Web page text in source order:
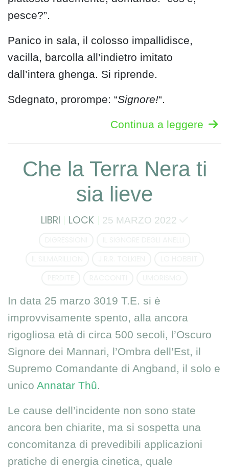
pesce?”.
Panico in sala, il colosso impallidisce,
vacilla, barcolla all’indietro imitato
dall’intera ghenga. Si riprende.
Sdegnato, prorompe: “Signore!“.
Continua a leggere
Che la Terra Nera ti
sia lieve
LIBRI LOCK 25 MARZO 2022
In data 25 marzo 3019 T.E. si è
improvvisamente spento, alla ancora
rigogliosa età di circa 500 secoli, l’Oscuro
Signore dei Mannari, l’Ombra dell’Est, il
Supremo Comandante di Angband, il solo e
unico Annatar Thû.
Le cause dell’incidente non sono state
ancora ben chiarite, ma si sospetta una
concomitanza di prevedibili applicazioni
pratiche di energia cinetica, quale